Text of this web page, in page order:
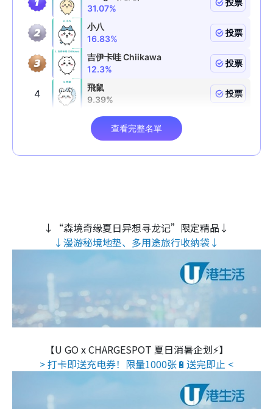
↓“森境奇缘夏日异想寻龙记”限定精品↓
↓漫游秘境地垫、多用途旅行收纳袋↓
【U GO x CHARGESPOT 夏日消暑企划⚡】
> 打卡即送充电券！限量1000张🔋送完即止 <